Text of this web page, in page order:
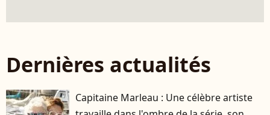
Dernières actualités
Capitaine Marleau : Une célèbre artiste